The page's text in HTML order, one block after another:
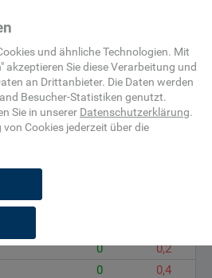
Nm
mm
mm
0
0,2
0
0,4
und ähnliche Technologien. Mit
" akzeptieren Sie diese Verarbeitung und
an Drittanbieter. Die Daten werden
Besucher-Statistiken genutzt.
Sie in unserer Datenschutzerklärung.
von Cookies jederzeit über die